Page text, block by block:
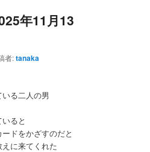
年11月13
者:tanaka
る二人の男
ると
ドをかざすのだと
に来てくれた